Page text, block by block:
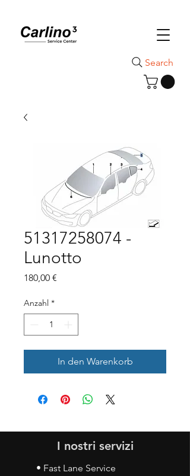
Search
51317258074 -
Lunotto
180,00 €
Anzahl *
In den Warenkorb
I nostri servizi
• Fast Lane Service